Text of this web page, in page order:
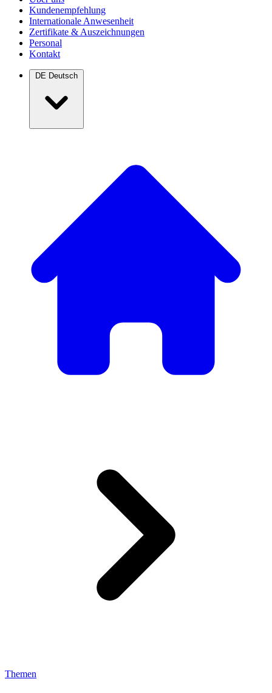
Kundenempfehlung
Internationale Anwesenheit
Zertifikate & Auszeichnungen
Personal
Kontakt
DE Deutsch
Themen